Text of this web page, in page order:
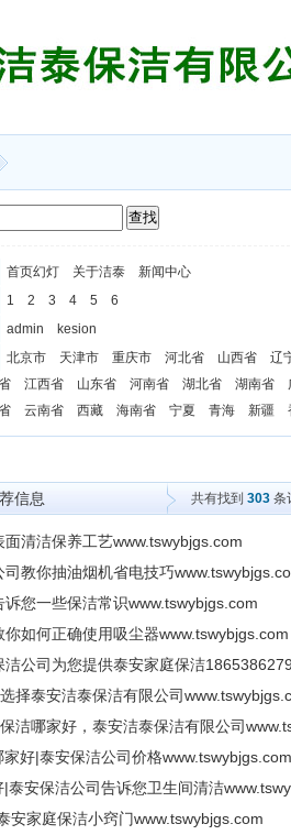
首页幻灯 关于洁泰
新闻中心
1 2 3 4 5
6
admin
kesion
北京市 天津市 重庆市 河北省 山西省
辽
江西省 山东省 河南省 湖北省 湖南省
云南省 西藏 海南省 宁夏 青海 新疆
信息 共有找到 303条
清洁保养工艺www.tswybjgs.com
教你抽油烟机省电技巧
您一些保洁常识www.tswybjgs.com
如何正确使用吸尘器www.tswybjgs.com
公司为您提供泰安家庭保洁
择泰安洁泰保洁有限公司
洁哪家好，泰安洁泰保洁有限公司
好|泰安保洁公司价格www.tswybjgs.com
泰安保洁公司告诉您卫生间清洁
安家庭保洁小窍门www.tswybjgs.com